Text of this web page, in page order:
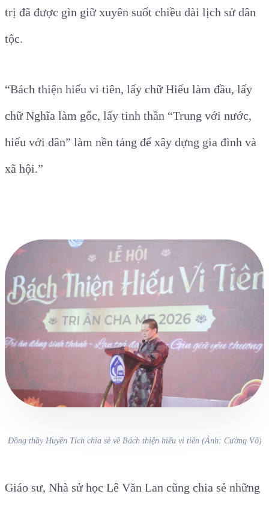
trị đã được gìn giữ xuyên suốt chiều dài lịch sử dân
tộc.
“Bách thiện hiếu vi tiên, lấy chữ Hiếu làm đầu, lấy
chữ Nghĩa làm gốc, lấy tinh thần “Trung với nước,
hiếu với dân” làm nền tảng để xây dựng gia đình và
xã hội.”
Đồng thầy Huyền Tích chia sẻ về Bách thiện hiếu vi tiên (Ảnh: Cường Võ)
Giáo sư, Nhà sử học Lê Văn Lan cũng chia sẻ những